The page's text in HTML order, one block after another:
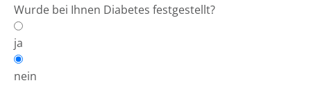
Wurde bei Ihnen Diabetes festgestellt?
ja
nein